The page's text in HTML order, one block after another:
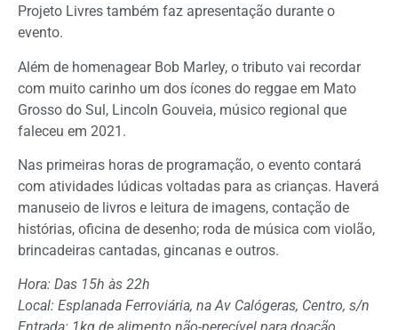
Projeto Livres também faz apresentação durante o
evento.
Além de homenagear Bob Marley, o tributo vai recordar
com muito carinho um dos ícones do reggae em Mato
Grosso do Sul, Lincoln Gouveia, músico regional que
faleceu em 2021.
Nas primeiras horas de programação, o evento contará
com atividades lúdicas voltadas para as crianças. Haverá
manuseio de livros e leitura de imagens, contação de
histórias, oficina de desenho; roda de música com violão,
brincadeiras cantadas, gincanas e outros.
Hora: Das 15h às 22h
Local: Esplanada Ferroviária, na Av Calógeras, Centro, s/n